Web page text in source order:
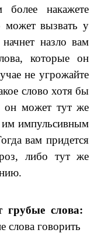
более накажете
может вызвать у
назло вам
которые он
не угрожайте
слово хотя бы
он может тут же
им импульсивным
вам придется
либо тут же
грубые слова:
слова говорить